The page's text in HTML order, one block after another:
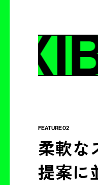
FEATURE 02
柔軟な
提案に